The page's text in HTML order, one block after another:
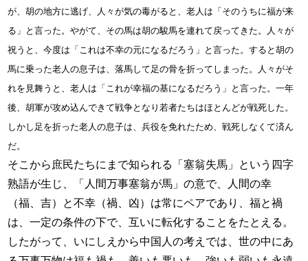
が、胡の地方に逃げ、人々が気の毒がると、老人は「そのうちに福が来
る」と言った。やがて、その馬は胡の駿馬を連れて戻ってきた。人々が
祝うと、今度は「これは不幸の元になるだろう」と言った。すると胡の
馬に乗った老人の息子は、落馬して足の骨を折ってしまった。人々がそ
れを見舞うと、老人は「これが幸福の基になるだろう」と言った。一年
後、胡軍が攻め込んできて戦争となり若者たちはほとんどが戦死した。
しかし足を折った老人の息子は、兵役を免れたため、戦死しなくて済ん
だ。
そこから庶民たちにまで知られる「塞翁失馬」という四字
熟語が生じ、「人間万事塞翁が馬」の意で、人間の幸
（福、吉）と不幸（禍、凶）は常にペアであり、福と禍
は、一定の条件の下で、互いに転化することをたとえる。
したがって、いにしえから中国人の考えでは、世の中にあ